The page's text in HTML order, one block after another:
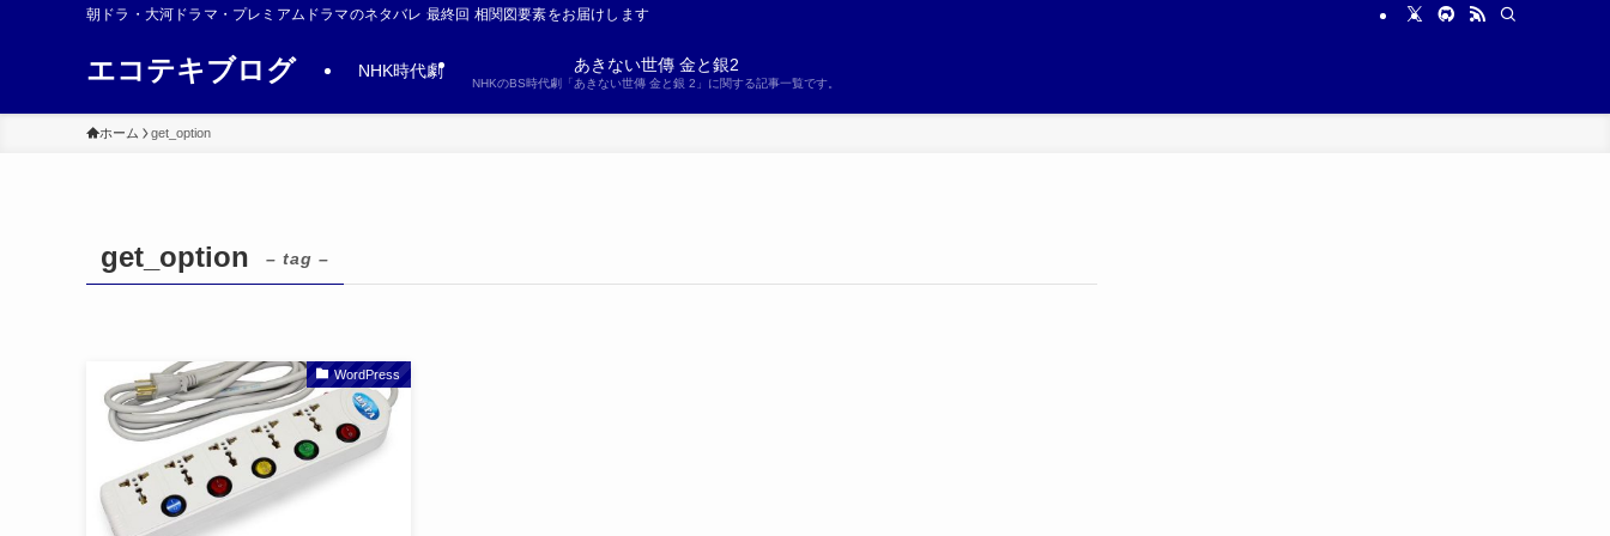
朝ドラ・大河ドラマ・プレミアムドラマのネタバレ 最終回 相関図要素をお届けします
エコテキブログ NHK時代劇 あきない世傳 金と銀2
NHKのBS時代劇「あきない世傳 金と銀 2」に関する記事一覧です。
ホーム get_option
get_option – tag –
WordPress